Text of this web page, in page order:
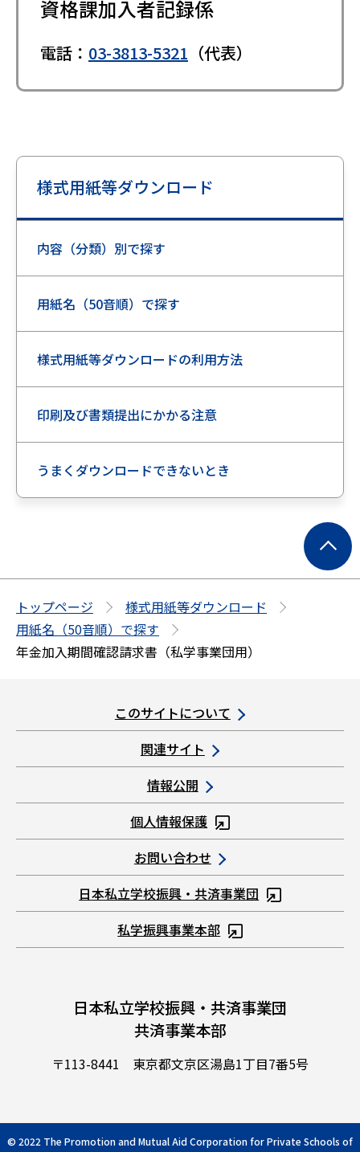
資格課加入者記録係
電話： 03-3813-5321 （代表）
様式用紙等ダウンロード
内容（分類）別で探す
用紙名（50音順）で探す
様式用紙等ダウンロードの利用方法
印刷及び書類提出にかかる注意
うまくダウンロードできないとき
ー
ジ
トップページ
様式用紙等ダウンロード
用紙名（50音順）で探す
年金加入期間確認請求書（私学事業団用）
このサイトについて
関連サイト
情報公開
個人情報保護
お問い合わせ
日本私立学校振興・共済事業団
私学振興事業本部
日本私立学校振興・共済事業団
共済事業本部
〒113-8441 東京都文京区湯島1丁目7番5号
© 2022 The Promotion and Mutual Aid Corporation for Private Schools of